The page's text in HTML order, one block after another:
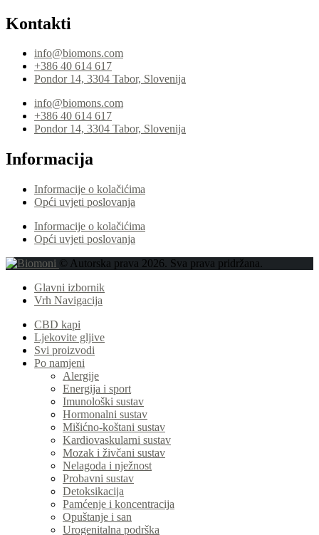
Kontakti
info@biomons.com
+386 40 614 617
Pondor 14, 3304 Tabor, Slovenija
info@biomons.com
+386 40 614 617
Pondor 14, 3304 Tabor, Slovenija
Informacija
Informacije o kolačićima
Opći uvjeti poslovanja
Informacije o kolačićima
Opći uvjeti poslovanja
© Autorska prava 2026. Sva prava pridržana.
Glavni izbornik
Vrh Navigacija
CBD kapi
Ljekovite gljive
Svi proizvodi
Po namjeni
Alergije
Energija i sport
Imunološki sustav
Hormonalni sustav
Mišićno-koštani sustav
Kardiovaskularni sustav
Mozak i živčani sustav
Nelagoda i nježnost
Probavni sustav
Detoksikacija
Pamćenje i koncentracija
Opuštanje i san
Urogenitalna podrška